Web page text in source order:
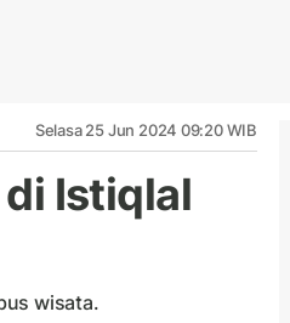
Selasa 25 Jun 2024 09:20 WIB
Istiqlal
wisata.